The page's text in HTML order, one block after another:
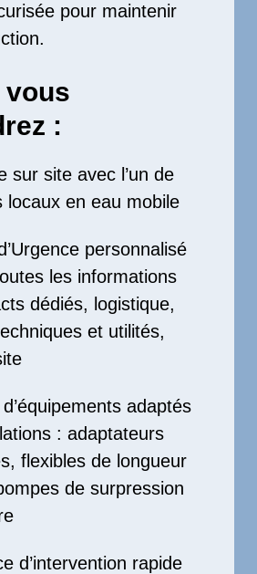
pour maintenir
vous
:
sur site avec l’un de
locaux en eau mobile
personnalisé
les informations
dédiés, logistique,
et utilités,
adaptés
: adaptateurs
flexibles de longueur
de surpression
d’intervention rapide